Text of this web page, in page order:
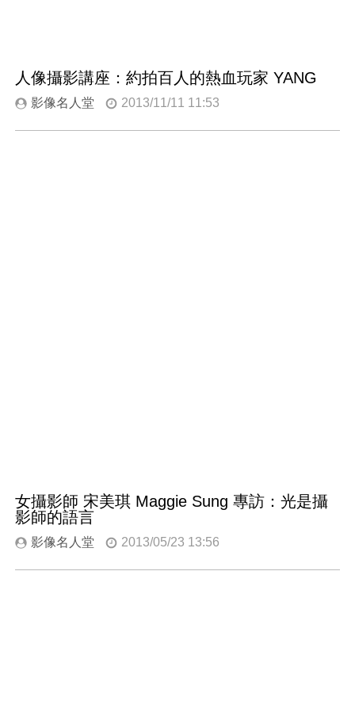
人像攝影講座：約拍百人的熱血玩家 YANG
影像名人堂 2013/11/11 11:53
女攝影師 宋美琪 Maggie Sung 專訪：光是攝
影師的語言
影像名人堂 2013/05/23 13:56